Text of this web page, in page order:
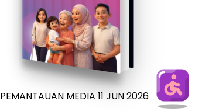
PEMANTAUAN MEDIA 11 JUN 2026